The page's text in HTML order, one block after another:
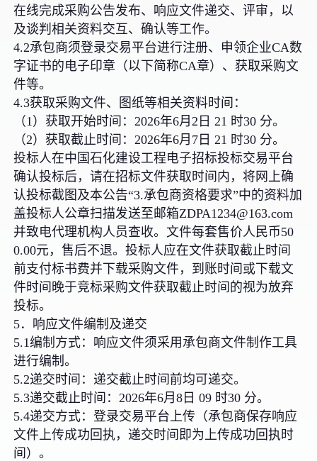
在线完成采购公告发布、响应文件递交、评审，以
及谈判相关资料交互、确认等工作。
4.2承包商须登录交易平台进行注册、申领企业CA数
字证书的电子印章（以下简称CA章）、获取采购文
件等。
4.3获取采购文件、图纸等相关资料时间：
（1）获取开始时间：2026年6月2日 21 时30 分。
（2）获取截止时间：2026年6月7日 21 时30 分。
投标人在中国石化建设工程电子招标投标交易平台
确认投标后，请在招标文件获取时间内，将网上确
认投标截图及本公告“3.承包商资格要求”中的资料加
盖投标人公章扫描发送至邮箱ZDPA1234@163.com
并致电代理机构人员查收。文件每套售价人民币50
0.00元，售后不退。投标人应在文件获取截止时间
前支付标书费并下载采购文件，到账时间或下载文
件时间晚于竞标采购文件获取截止时间的视为放弃
投标。
5．响应文件编制及递交
5.1编制方式：响应文件须采用承包商文件制作工具
进行编制。
5.2递交时间：递交截止时间前均可递交。
5.3递交截止时间：2026年6月8日 09 时30 分。
5.4递交方式：登录交易平台上传（承包商保存响应
文件上传成功回执，递交时间即为上传成功回执时
间）。